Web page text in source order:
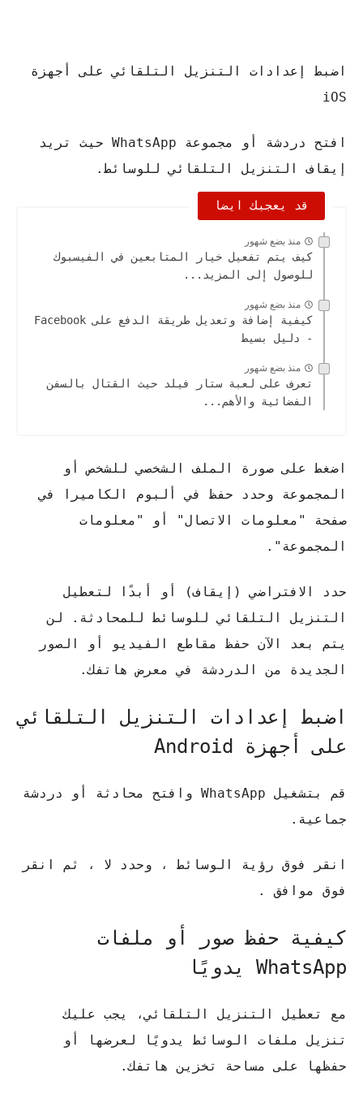
اضبط إعدادات التنزيل التلقائي على أجهزة
iOS
افتح دردشة أو مجموعة WhatsApp حيث تريد
إيقاف التنزيل التلقائي للوسائط.
قد يعجبك ايضا
منذ بضع شهور
كيف يتم تفعيل خيار المتابعين في الفيسبوك
للوصول إلى المزيد...
منذ بضع شهور
كيفية إضافة وتعديل طريقة الدفع على Facebook
- دليل بسيط
منذ بضع شهور
تعرف على لعبة ستار فيلد حيث القتال بالسفن
الفضائية والأهم...
اضغط على صورة الملف الشخصي للشخص أو
المجموعة وحدد حفظ في ألبوم الكاميرا في
صفحة "معلومات الاتصال" أو "معلومات
المجموعة".
حدد الافتراضي (إيقاف) أو أبدًا لتعطيل
التنزيل التلقائي للوسائط للمحادثة. لن
يتم بعد الآن حفظ مقاطع الفيديو أو الصور
الجديدة من الدردشة في معرض هاتفك.
اضبط إعدادات التنزيل التلقائي
على أجهزة Android
قم بتشغيل WhatsApp وافتح محادثة أو دردشة
جماعية.
انقر فوق رؤية الوسائط ، وحدد لا ، ثم انقر
فوق موافق .
كيفية حفظ صور أو ملفات
WhatsApp يدويًا
مع تعطيل التنزيل التلقائي، يجب عليك
تنزيل ملفات الوسائط يدويًا لعرضها أو
حفظها على مساحة تخزين هاتفك.